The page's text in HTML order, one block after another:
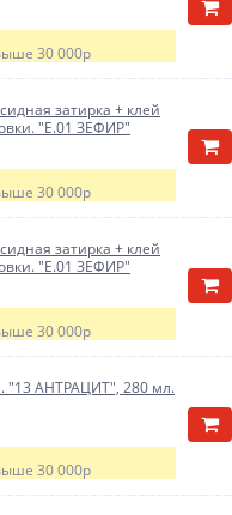
30 000р
затирка + клей
"E.01 ЗЕФИР"
30 000р
затирка + клей
"E.01 ЗЕФИР"
30 000р
"13 АНТРАЦИТ", 280 мл.
30 000р